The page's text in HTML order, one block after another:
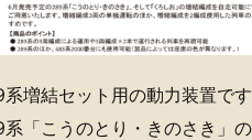
増結セット用の動力装置です
「こうのとり・きのさき」